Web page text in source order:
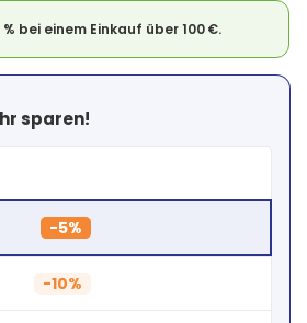
bei einem Einkauf über 100 €.
sparen!
-5%
-10%